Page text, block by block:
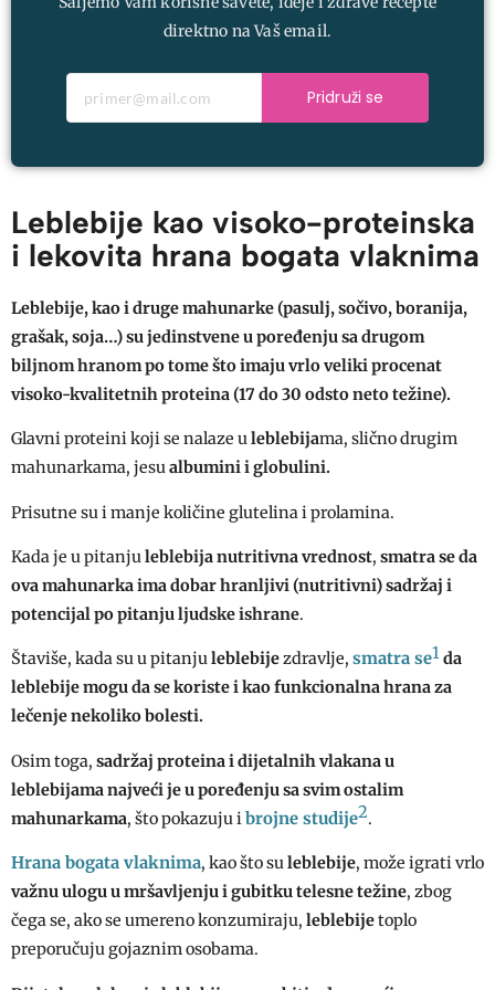
direktno na Vaš email.
Pridruži se
Leblebije kao visoko-proteinska
i lekovita hrana bogata vlaknima
Leblebije, kao i druge mahunarke (pasulj, sočivo, boranija,
grašak, soja…) su jedinstvene u poređenju sa drugom
biljnom hranom po tome što imaju vrlo veliki procenat
visoko-kvalitetnih proteina (17 do 30 odsto neto težine).
Glavni proteini koji se nalaze uleblebijama, slično drugim
mahunarkama, jesualbumini i globulini.
Prisutne su i manje količine glutelina i prolamina.
Kada je u pitanjuleblebija nutritivna vrednost, smatra se da
ova mahunarka ima dobar hranljivi (nutritivni) sadržaj i
potencijal po pitanju ljudske ishrane.
Štaviše, kada su u pitanjuleblebijezdravlje, smatra se1da
leblebije mogu da se koriste i kao funkcionalna hrana za
lečenje nekoliko bolesti.
Osim toga, sadržaj proteina i dijetalnih vlakana u
leblebijama najveći je u poređenju sa svim ostalim
mahunarkama, što pokazuju ibrojne studije2.
Hrana bogata vlaknima, kao što suleblebije, može igrati vrlo
važnu ulogu u mršavljenju i gubitku telesne težine, zbog
čega se, ako se umereno konzumiraju, leblebijetoplo
preporučuju gojaznim osobama.